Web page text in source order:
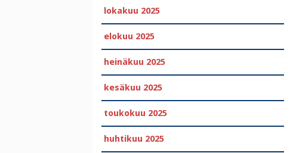
lokakuu 2025
elokuu 2025
heinäkuu 2025
kesäkuu 2025
toukokuu 2025
huhtikuu 2025